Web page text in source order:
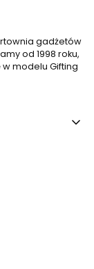
gadżetów
od 1998 roku,
modelu Gifting